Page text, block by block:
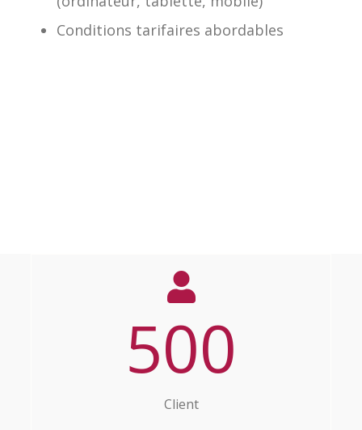
Conditions tarifaires abordables
500
Client